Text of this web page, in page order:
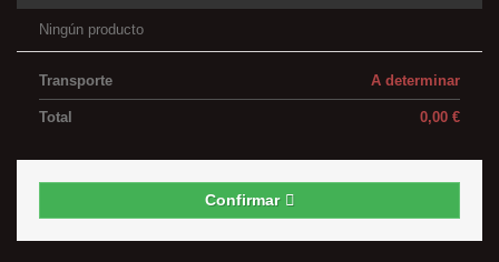
Ningún producto
A determinar
Transporte
0,00 €
Total
Confirmar